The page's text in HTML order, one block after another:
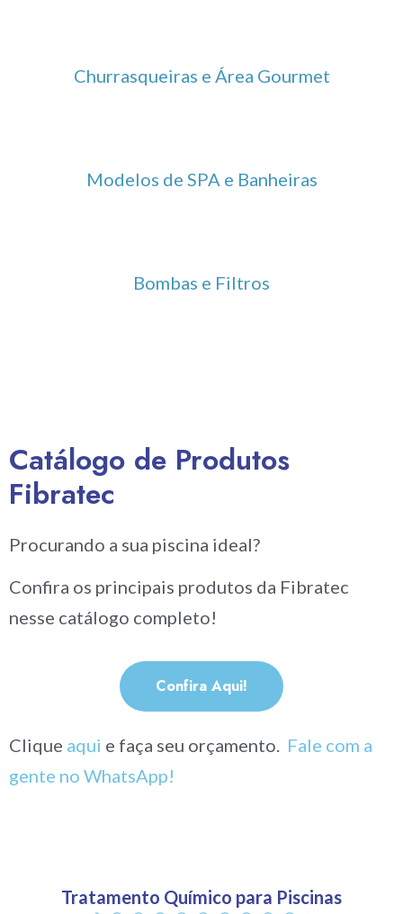
Churrasqueiras e Área Gourmet
Modelos de SPA e Banheiras
Bombas e Filtros
Catálogo de Produtos
Fibratec
Procurando a sua piscina ideal?
Confira os principais produtos da Fibratec
nesse catálogo completo!
Confira Aqui!
Clique aqui e faça seu orçamento. Fale com a
gente no WhatsApp!
Tratamento Químico para Piscinas